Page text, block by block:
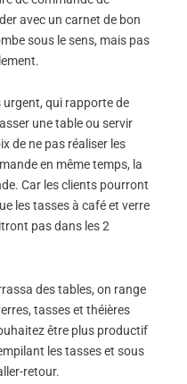
avec un carnet de bon
sous le sens, mais pas
urgent, qui rapporte de
une table ou servir
de ne pas réaliser les
en même temps, la
Car les clients pourront
les tasses à café et verre
pas dans les 2
des tables, on range
tasses et théières
être plus productif
les tasses et sous
retour.